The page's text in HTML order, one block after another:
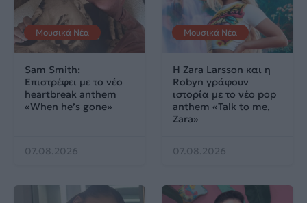
Μουσικά Νέα
Sam Smith:
Επιστρέφει με το νέο
heartbreak anthem
«When he’s gone»
07.08.2026
Μουσικά Νέα
Η Zara Larsson και η
Robyn γράφουν
ιστορία με το νέο pop
anthem «Talk to me,
Zara»
07.08.2026